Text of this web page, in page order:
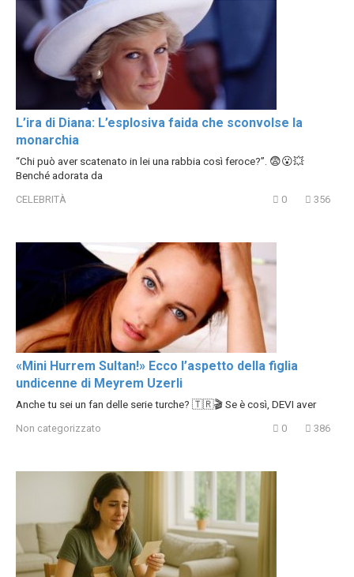
L’ira di Diana: L’esplosiva faida che sconvolse la
monarchia
“Chi può aver scatenato in lei una rabbia così feroce?”. 😨😮💥
Benché adorata da
CELEBRITÀ 0 356
«Mini Hurrem Sultan!» Ecco l’aspetto della figlia
undicenne di Meyrem Uzerli
Anche tu sei un fan delle serie turche? 🇹🇷🎬 Se è così, DEVI aver
Non categorizzato 0 386